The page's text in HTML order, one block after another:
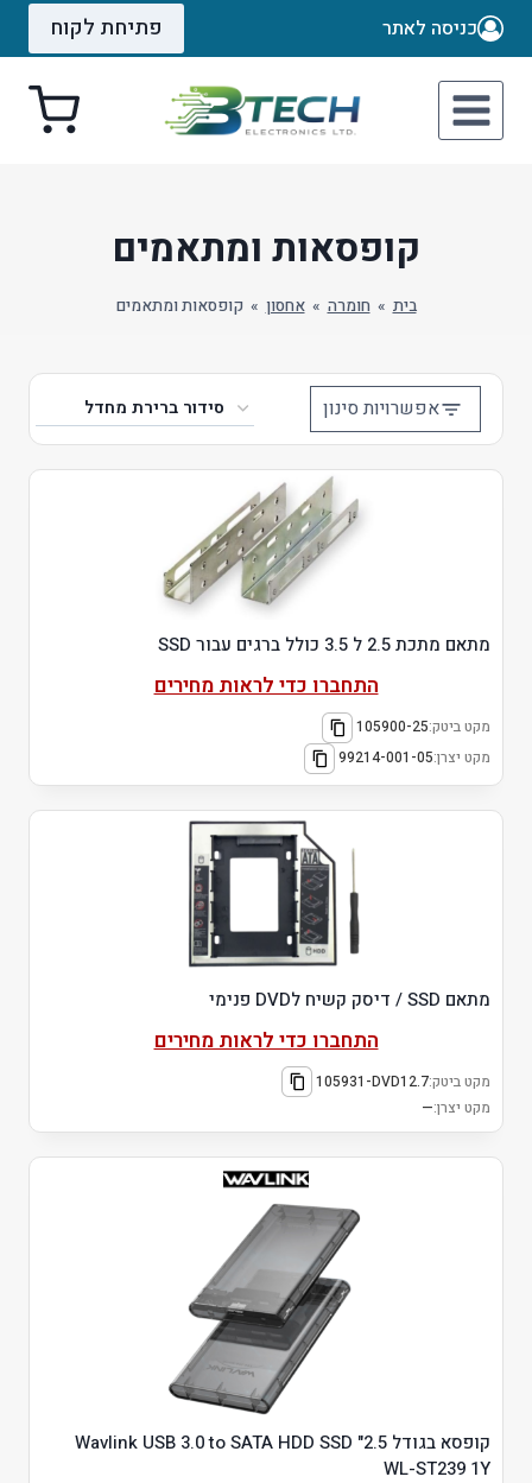
Skip
כניסה לאתר פתיחת לקוח
קופסאות ומתאמים
בית » חומרה » אחסון » קופסאות ומתאמים
אפשרויות סינון
מתאם מתכת 2.5 ל 3.5 כולל ברגים עבור SSD
התחברו כדי לראות מחירים
מקט ביטק:105900-25
מקט יצרן:99214-001-05
מתאם SSD / דיסק קשיח לDVD פנימי
התחברו כדי לראות מחירים
מקט ביטק:105931-DVD12.7
מקט יצרן:—
קופסא בגודל 2.5" Wavlink USB 3.0 to SATA HDD SSD
WL-ST239 1Y